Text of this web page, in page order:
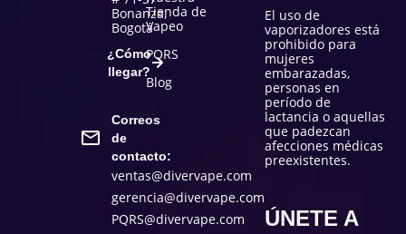
Bonanza,
Bogotá
¿Cómo
llegar?
Correos
de
contacto:
ventas@divervape.com
gerencia@divervape.com
PQRS@divervape.com
Tienda de
Vapeo
PQRS
Blog
El uso de
vaporizadores está
prohibido para
mujeres
embarazadas,
personas en
período de
lactancia o aquellas
que padezcan
afecciones médicas
preexistentes.
ÚNETE A